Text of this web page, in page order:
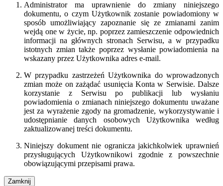
Administrator ma uprawnienie do zmiany niniejszego
dokumentu, o czym Użytkownik zostanie powiadomiony w
sposób umożliwiający zapoznanie się ze zmianami zanim
wejdą one w życie, np. poprzez zamieszczenie odpowiednich
informacji na głównych stronach Serwisu, a w przypadku
istotnych zmian także poprzez wysłanie powiadomienia na
wskazany przez Użytkownika adres e-mail.
W przypadku zastrzeżeń Użytkownika do wprowadzonych
zmian może on zażądać usunięcia Konta w Serwisie. Dalsze
korzystanie z Serwisu po publikacji lub wysłaniu
powiadomienia o zmianach niniejszego dokumentu uważane
jest za wyrażenie zgody na gromadzenie, wykorzystywanie i
udostępnianie danych osobowych Użytkownika według
zaktualizowanej treści dokumentu.
Niniejszy dokument nie ogranicza jakichkolwiek uprawnień
przysługujących Użytkownikowi zgodnie z powszechnie
obowiązującymi przepisami prawa.
Zamknij